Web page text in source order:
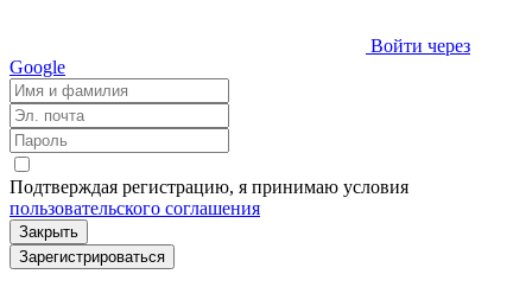
Войти через
Google
Подтверждая регистрацию, я принимаю условия
пользовательского соглашения
Закрыть
Зарегистрироваться